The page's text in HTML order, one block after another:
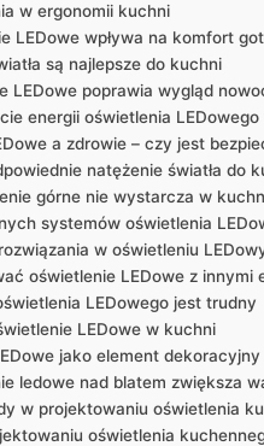
w ergonomii kuchni
LEDowe‌ wpływa na komfort
są najlepsze do kuchni
LEDowe poprawia wygląd
energii ⁤oświetlenia
a‌ zdrowie – czy jest
natężenie światła do
górne nie wystarcza w
systemów oświetlenia
w oświetleniu
oświetlenie LEDowe z innymi⁤
LEDowego jest‌ trudny
​LEDowe w kuchni
jako element
ledowe nad blatem zwiększa
w projektowaniu oświetlenia
oświetlenia